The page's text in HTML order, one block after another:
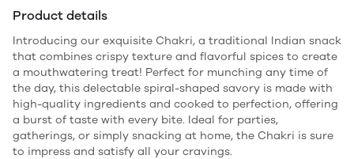
Product details
Introducing our exquisite Chakri, a traditional Indian snack
that combines crispy texture and flavorful spices to create
a mouthwatering treat! Perfect for munching any time of
the day, this delectable spiral-shaped savory is made with
high-quality ingredients and cooked to perfection, offering
a burst of taste with every bite. Ideal for parties,
gatherings, or simply snacking at home, the Chakri is sure
to impress and satisfy all your cravings.